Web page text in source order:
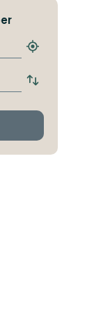
Zoek
halte
Wissel
en